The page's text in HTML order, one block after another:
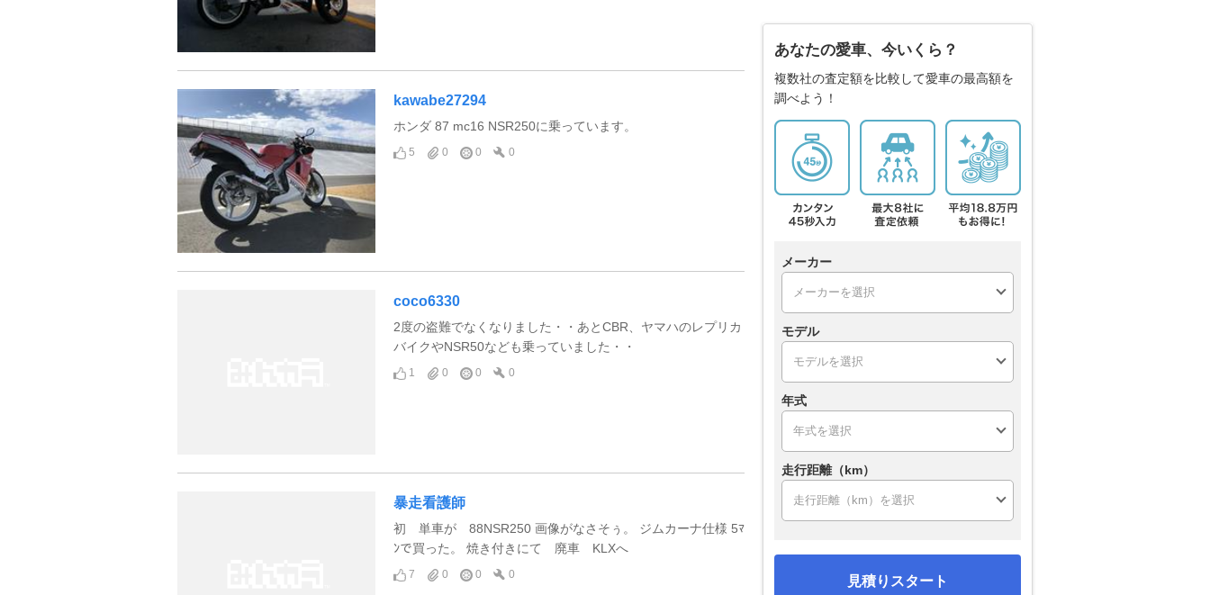
kawabe27294
ホンダ 87 mc16 NSR250に乗っています。
5 0 0 0
coco6330
2度の盗難でなくなりました・・あとCBR、ヤマハのレプリカ
バイクやNSR50なども乗っていました・・
1 0 0 0
暴走看護師
初 単車が 88NSR250 画像がなさそぅ。 ジムカーナ仕様 5ﾏ
ﾝで買った。 焼き付きにて 廃車 KLXへ
7 0 0 0
あなたの愛車、今いくら？
複数社の査定額を比較して愛車の最高額を
調べよう！
メーカー
モデル
年式
走行距離（km）
見積りスタート